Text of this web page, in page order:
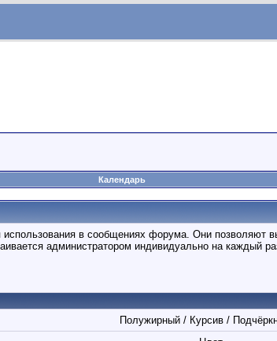
Календарь
в сообщениях форума. Они позволяют
администратором индивидуально на каждый
Полужирный / Курсив /